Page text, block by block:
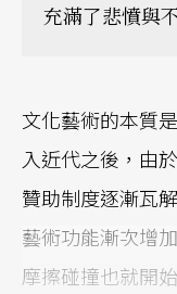
充滿了悲憤與
文化藝術的本質
入近代之後，由
贊助制度逐漸瓦
藝術功能漸次增
摩擦碰撞也就開